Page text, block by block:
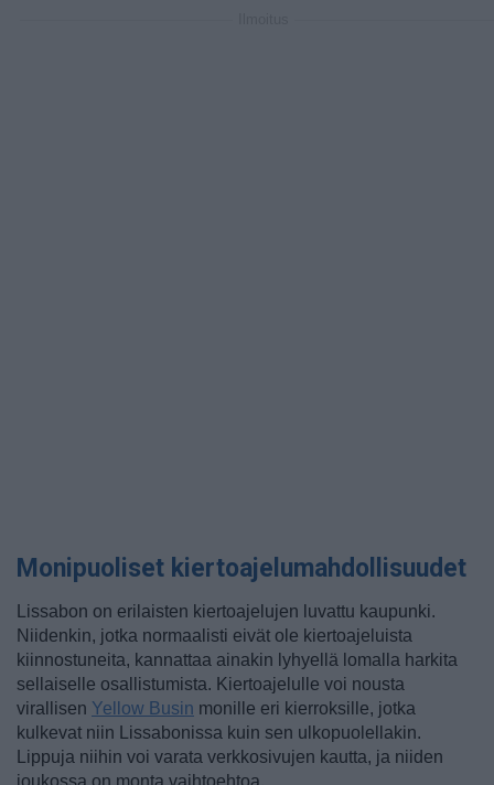
Monipuoliset kiertoajelumahdollisuudet
Lissabon on erilaisten kiertoajelujen luvattu kaupunki.
Niidenkin, jotka normaalisti eivät ole kiertoajeluista
kiinnostuneita, kannattaa ainakin lyhyellä lomalla harkita
sellaiselle osallistumista. Kiertoajelulle voi nousta
virallisen Yellow Busin monille eri kierroksille, jotka
kulkevat niin Lissabonissa kuin sen ulkopuolellakin.
Lippuja niihin voi varata verkkosivujen kautta, ja niiden
joukossa on monta vaihtoehtoa.